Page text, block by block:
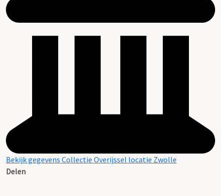
Bekijk gegevens Collectie Overijssel locatie Zwolle
Delen